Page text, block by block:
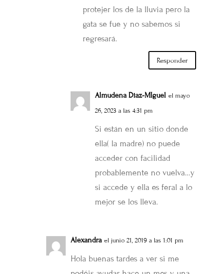
protejer los de la lluvia pero la
gata se fue y no sabemos si
regresará.
Responder
Almudena Diaz-MIguel el mayo
26, 2023 a las 4:31 pm
Si están en un sitio donde
ella( la madre) no puede
acceder con facilidad
probablemente no vuelva…y
si accede y ella es feral a lo
mejor se los lleva.
Alexandra el junio 21, 2019 a las 1:01 pm
Hola buenas tardes a ver si me